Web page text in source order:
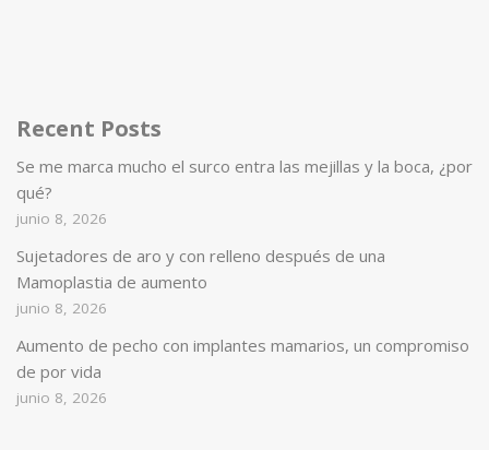
Recent Posts
Se me marca mucho el surco entra las mejillas y la boca, ¿por
qué?
junio 8, 2026
Sujetadores de aro y con relleno después de una
Mamoplastia de aumento
junio 8, 2026
Aumento de pecho con implantes mamarios, un compromiso
de por vida
junio 8, 2026